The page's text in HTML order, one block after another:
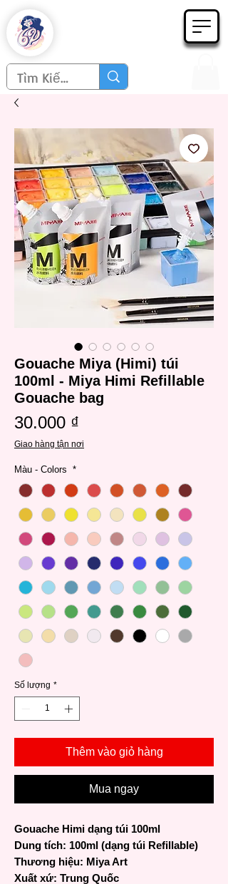
Gouache Miya (Himi) túi
100ml - Miya Himi Refillable
Gouache bag
30.000 ₫
Giao hàng tận nơi
Màu - Colors *
Số lượng *
Thêm vào giỏ hàng
Mua ngay
Gouache Himi dạng túi 100ml
Dung tích: 100ml (dạng túi Refillable)
Thương hiệu: Miya Art
Xuất xứ: Trung Quốc